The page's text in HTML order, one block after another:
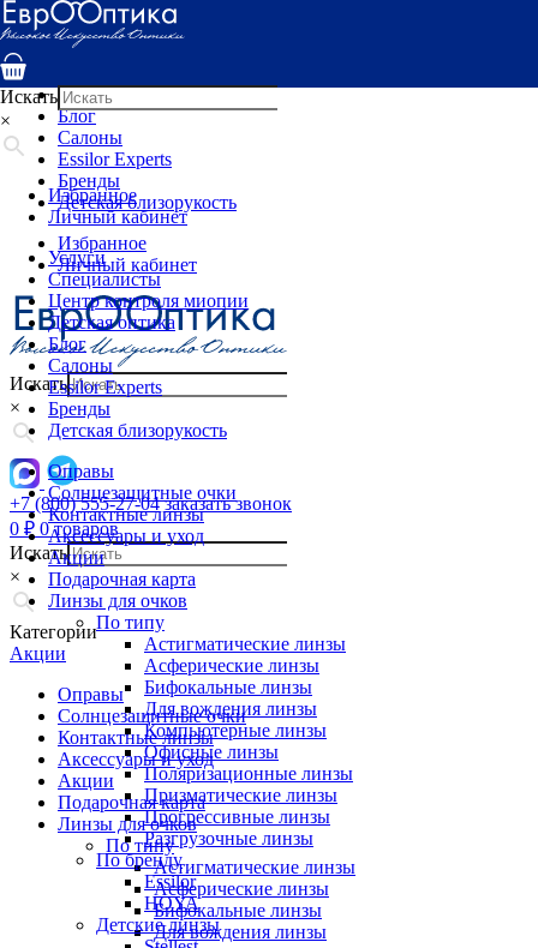
Услуги
Специалисты
Детская оптика
Блог
Салоны
Essilor Experts
Бренды
Детская близорукость
Избранное
Личный кабинет
Искать
×
+7 (800) 555-27-04 заказать звонок
0 ₽ 0 товаров
Искать
×
Категории
Акции
Оправы
Солнцезащитные очки
Контактные линзы
Аксессуары и уход
Акции
Подарочная карта
Линзы для очков
По типу
Астигматические линзы
Асферические линзы
Бифокальные линзы
Для вождения линзы
Искать
×
Избранное
Личный кабинет
Услуги
Специалисты
Центр контроля миопии
Детская оптика
Блог
Салоны
Essilor Experts
Бренды
Детская близорукость
Оправы
Солнцезащитные очки
Контактные линзы
Аксессуары и уход
Акции
Подарочная карта
Линзы для очков
По типу
Астигматические линзы
Асферические линзы
Бифокальные линзы
Для вождения линзы
Компьютерные линзы
Офисные линзы
Поляризационные линзы
Призматические линзы
Прогрессивные линзы
Разгрузочные линзы
По бренду
Essilor
HOYA
Детские линзы